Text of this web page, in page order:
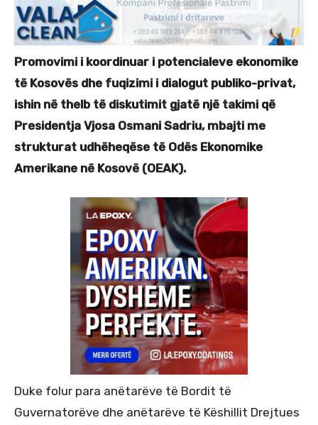
Promovimi i koordinuar i potencialeve ekonomike
të Kosovës dhe fuqizimi i dialogut publiko-privat,
ishin në thelb të diskutimit gjatë një takimi që
Presidentja Vjosa Osmani Sadriu, mbajti me
strukturat udhëheqëse të Odës Ekonomike
Amerikane në Kosovë (OEAK).
Duke folur para anëtarëve të Bordit të
Guvernatorëve dhe anëtarëve të Këshillit Drejtues